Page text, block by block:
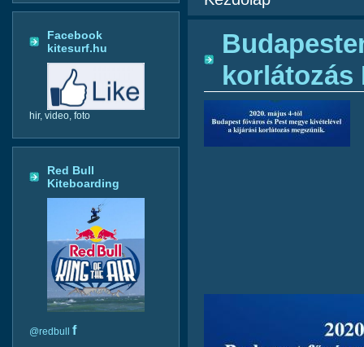
Facebook
kitesurf.hu
hir, video, foto
Red Bull
Kiteboarding
@redbull f
korlátozás